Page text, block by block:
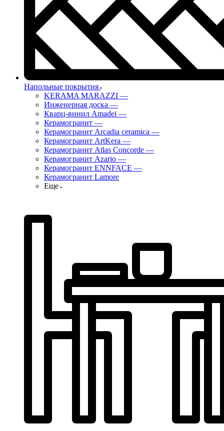
Напольные покрытия
KERAMA MARAZZI —
Инженерная доска —
Кварц-винил Amadei —
Керамогранит —
Керамогранит Arcadia ceramica —
Керамогранит ArtKera —
Керамогранит Atlas Concorde —
Керамогранит Azario —
Керамогранит ENNFACE —
Керамогранит Lamore
Еще